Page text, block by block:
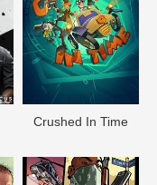
Crushed In Time